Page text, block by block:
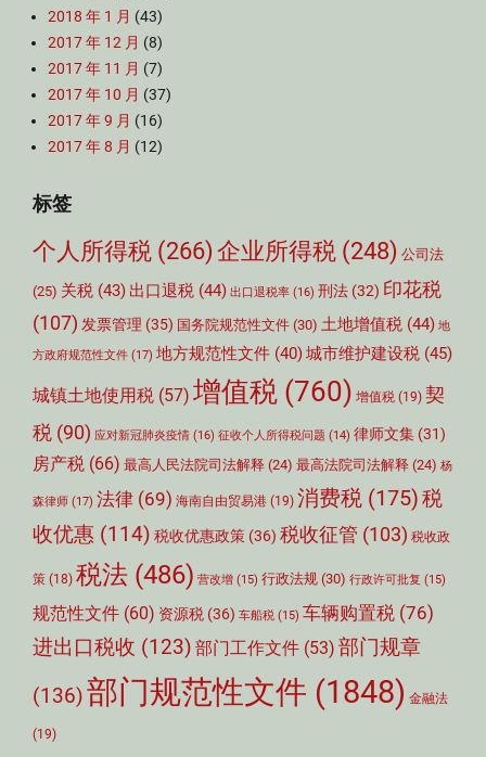
2018 年 1 月 (43)
2017 年 12 月 (8)
2017 年 11 月 (7)
2017 年 10 月 (37)
2017 年 9 月 (16)
2017 年 8 月 (12)
标签
个人所得税 (266) 企业所得税 (248) 公司法
(25) 关税 (43) 出口退税 (44) 出口退税率 (16) 刑法 (32) 印花税
(107) 发票管理 (35) 国务院规范性文件 (30) 土地增值税 (44) 地
方政府规范性文件 (17) 地方规范性文件 (40)城市维护建设税 (45)
城镇土地使用税 (57) 增值税 (760) 增值税 (19) 契
税 (90) 应对新冠肺炎疫情 (16) 征收个人所得税问题 (14) 律师文集 (31)
房产税 (66) 最高人民法院司法解释 (24) 最高法院司法解释 (24) 杨
森律师 (17) 法律 (69) 海南自由贸易港 (19) 消费税 (175)税
收优惠 (114) 税收优惠政策 (36) 税收征管 (103) 税收政
策 (18) 税法 (486) 营改增 (15) 行政法规 (30) 行政许可批复 (15)
规范性文件 (60) 资源税 (36) 车船税 (15) 车辆购置税 (76)
进出口税收 (123) 部门工作文件 (53) 部门规章
(136)部门规范性文件 (1848) 金融法
(19)